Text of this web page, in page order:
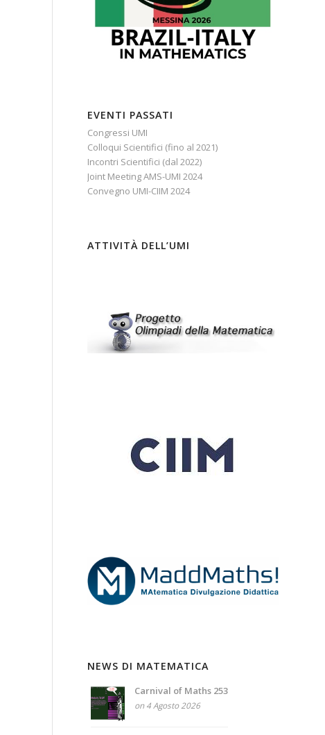
EVENTI PASSATI
Congressi UMI
Colloqui Scientifici (fino al 2021)
Incontri Scientifici (dal 2022)
Joint Meeting AMS-UMI 2024
Convegno UMI-CIIM 2024
ATTIVITÀ DELL’UMI
NEWS DI MATEMATICA
Carnival of Maths 253
on 4 Agosto 2026